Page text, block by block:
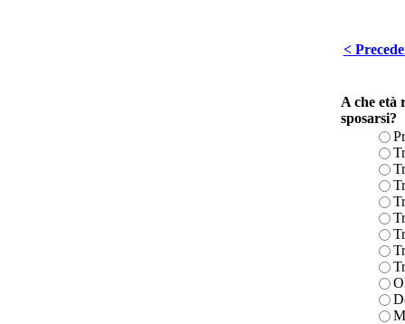
<
A che età
sposarsi?